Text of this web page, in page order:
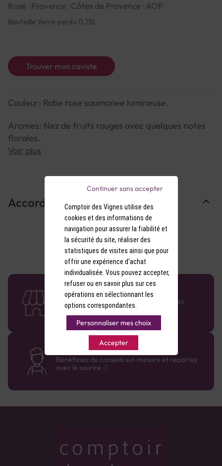
Rosé
Provence Côtes de Provence AOP
Bouteille Verre perdu 0,75L
Trouver mon caviste
Couleur: Robe rose saumonee lumineuse.
Aromes: Nez de fruits rouges avec quelques notes
florales.
equilibree.
Voir plus
Accords Mets & Vins
58 caves en France
Retrouvez le réseau Comptoir des Vignes
partout en France !
Des cavistes à votre écoute
Bénéficiez de conseils sur-mesure et repartez
avec le sourire :)
Comptoir des Vignes utilise des
cookies et des informations de
navigation pour assurer la fiabilité et
la sécurité du site, réaliser des
statistiques de visites ainsi que pour
offrir une expérience d'achat
individualisée. Vous pouvez accepter,
refuser ou en savoir plus sur ces
opérations en sélectionnant les
options correspondantes.
Personnaliser mes choix
Accepter
Continuer sans accepter